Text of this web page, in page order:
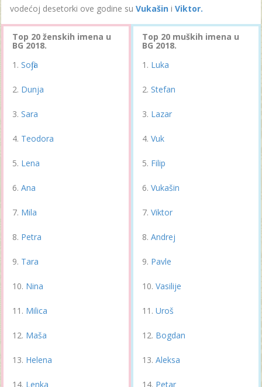
vodećoj desetorki ove godine su Vukašin i Viktor.
Top 20 ženskih imena u
BG 2018.
Sofija
Dunja
Sara
Teodora
Lena
Ana
Mila
Petra
Tara
Nina
Milica
Maša
Helena
Lenka
Top 20 muških imena u
BG 2018.
Luka
Stefan
Lazar
Vuk
Filip
Vukašin
Viktor
Andrej
Pavle
Vasilije
Uroš
Bogdan
Aleksa
Petar